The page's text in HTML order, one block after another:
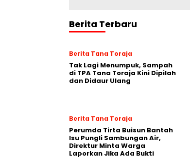
Berita Terbaru
Berita Tana Toraja
Tak Lagi Menumpuk, Sampah
di TPA Tana Toraja Kini Dipilah
dan Didaur Ulang
Berita Tana Toraja
Perumda Tirta Buisun Bantah
Isu Pungli Sambungan Air,
Direktur Minta Warga
Laporkan Jika Ada Bukti